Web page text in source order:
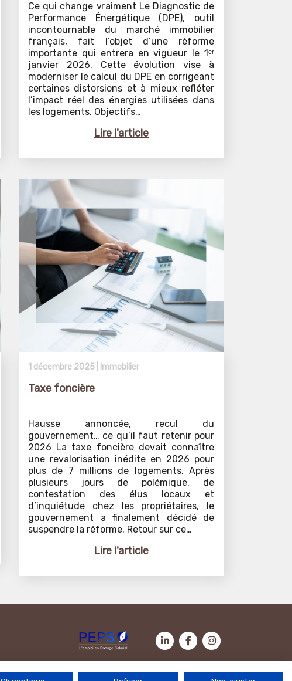
Ce qui change vraiment Le Diagnostic de
Performance Énergétique (DPE), outil
incontournable du marché immobilier
français, fait l’objet d’une réforme
importante qui entrera en vigueur le 1ᵉʳ
janvier 2026. Cette évolution vise à
moderniser le calcul du DPE en corrigeant
certaines distorsions et à mieux refléter
l’impact réel des énergies utilisées dans
les logements. Objectifs…
Lire l'article
1 décembre 2025 | Immobilier
Taxe foncière
Hausse annoncée, recul du
gouvernement… ce qu’il faut retenir pour
2026 La taxe foncière devait connaître
une revalorisation inédite en 2026 pour
plus de 7 millions de logements. Après
plusieurs jours de polémique, de
contestation des élus locaux et
d’inquiétude chez les propriétaires, le
gouvernement a finalement décidé de
suspendre la réforme. Retour sur ce…
Lire l'article